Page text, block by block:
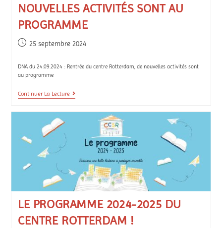
NOUVELLES ACTIVITÉS SONT AU
PROGRAMME
25 septembre 2024
DNA du 24.09.2024 : Rentrée du centre Rotterdam, de nouvelles activités sont
au programme
Continuer La Lecture
LE PROGRAMME 2024-2025 DU
CENTRE ROTTERDAM !